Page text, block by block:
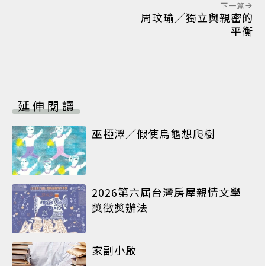
下一篇
周玟瑜／獨立與親密的
平衡
延伸閱讀
巫椏濢／假使烏龜想爬樹
2026第六屆台灣房屋親情文學
獎徵獎辦法
家副小啟